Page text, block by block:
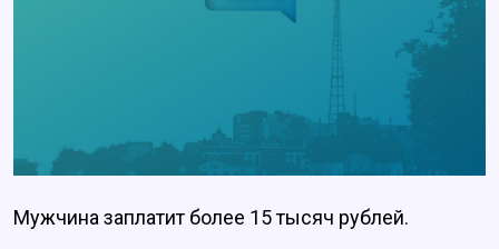
Мужчина заплатит более 15 тысяч рублей.